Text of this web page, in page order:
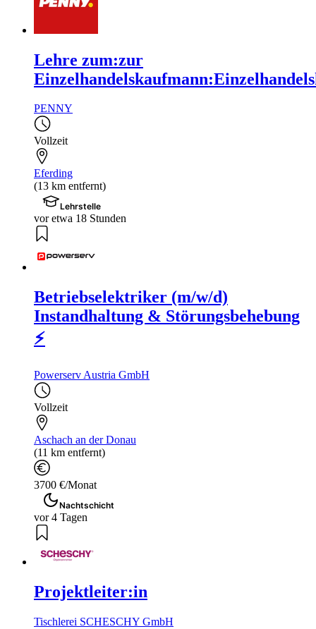
Lehre zum:zur
PENNY
Vollzeit
Eferding
(13 km entfernt)
Lehrstelle
vor etwa 18 Stunden
Betriebselektriker (m/w/d)
Instandhaltung & Störungsbehebung
⚡
Powerserv Austria GmbH
Vollzeit
Aschach an der Donau
(11 km entfernt)
3700 €/Monat
Nachtschicht
vor 4 Tagen
Projektleiter:in
Tischlerei SCHESCHY GmbH